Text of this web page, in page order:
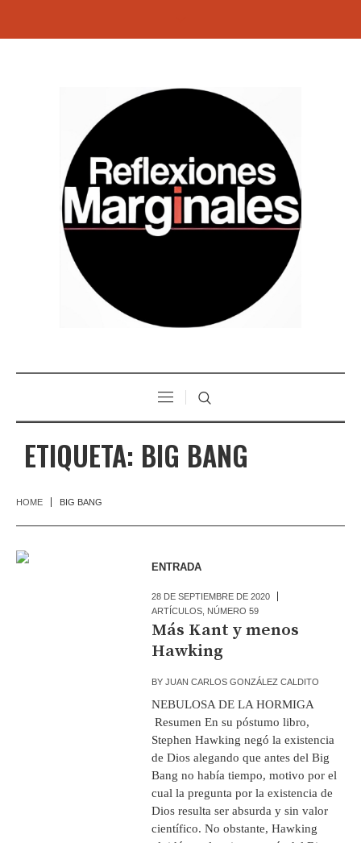
ETIQUETA: BIG BANG
HOME BIG BANG
ENTRADA
28 DE SEPTIEMBRE DE 2020
ARTÍCULOS NÚMERO 59
Más Kant y menos
Hawking
BYJUAN CARLOS GONZÁLEZ CALDITO
NEBULOSA DE LA HORMIGA
Resumen En su póstumo libro,
Stephen Hawking negó la existencia
de Dios alegando que antes del Big
Bang no había tiempo, motivo por el
cual la pregunta por la existencia de
Dios resulta ser absurda y sin valor
científico. No obstante, Hawking